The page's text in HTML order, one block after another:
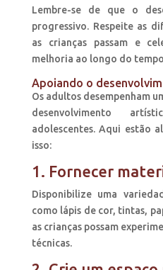
Lembre-se de que o
progressivo. Respeite as
as crianças passam e
melhoria ao longo do
Apoiando o
Os adultos desempenham
desenvolvimento
adolescentes. Aqui estão
isso:
1. Fornecer
Disponibilize uma
como lápis de cor, tintas,
as crianças possam
técnicas.